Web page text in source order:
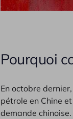
Pourquoi
En octobre
pétrole en Chine
demande chinoise.